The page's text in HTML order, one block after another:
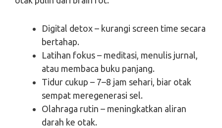
Digital detox – kurangi screen time secara
bertahap.
Latihan fokus – meditasi, menulis jurnal,
atau membaca buku panjang.
Tidur cukup – 7–8 jam sehari, biar otak
sempat meregenerasi sel.
Olahraga rutin – meningkatkan aliran
darah ke otak.